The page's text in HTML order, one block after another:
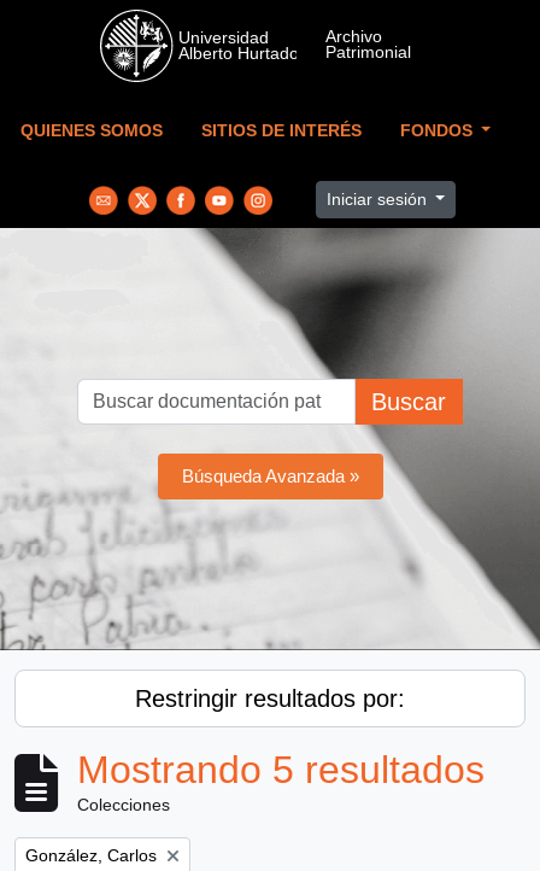
Skip to main content
QUIENES SOMOS SITIOS DE INTERÉS FONDOS
Iniciar sesión
Buscar
Búsqueda Avanzada »
Restringir resultados por:
Mostrando 5 resultados
Colecciones
Remove filter:
González, Carlos